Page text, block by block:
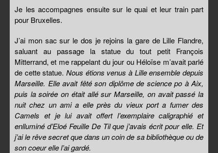
Je les accompagnes ensuite sur le quai et leur train part
pour Bruxelles.
J’ai mon sac sur le dos je rejoins la gare de Lille Flandre,
saluant au passage la statue du tout petit François
Mitterrand, et me rappelant du jour ou Héloïse m’avait parlé
de cette statue. Nous étions venus à Lille ensemble depuis
Marseille. Elle avait fêté son diplôme de science po à Aix,
puis la soirée on était allé sur Marseille, on avait passé la
nuit chez un ami a elle près du vieux port a fumer des
Camels et je lui avait offert l’exemplaire caligraphié et
enlluminé d’Eloé Feuille De Til que j’avais écrit pour elle. Et
j’ai le rêve secret que dans un coin de sa bibliothèque ou de
son coeur elle l’ai gardé.